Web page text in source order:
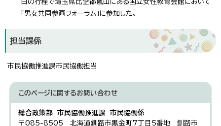
日の行程で埼玉県比企郡嵐山にある国立女性教育会館において
「男女共同参画フォーラム」に参加した。
担当課係
市民協働推進課市民協働担当
このページに関するお問い合わせ
総合政策部 市民協働推進課 市民協働係
〒085-8505 北海道釧路市黒金町7丁目5番地 釧路市